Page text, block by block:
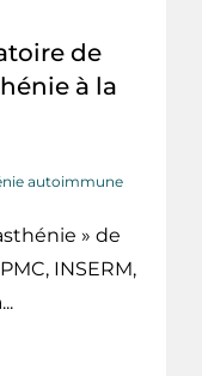
de
à la
autoimmune
» de
INSERM,